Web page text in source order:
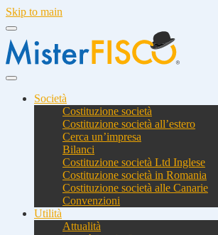
Skip to main
Società
Costituzione società
Costituzione società all’estero
Cerca un’impresa
Bilanci
Costituzione società Ltd Inglese
Costituzione società in Romania
Costituzione società alle Canarie
Convenzioni
Utilità
Attualità